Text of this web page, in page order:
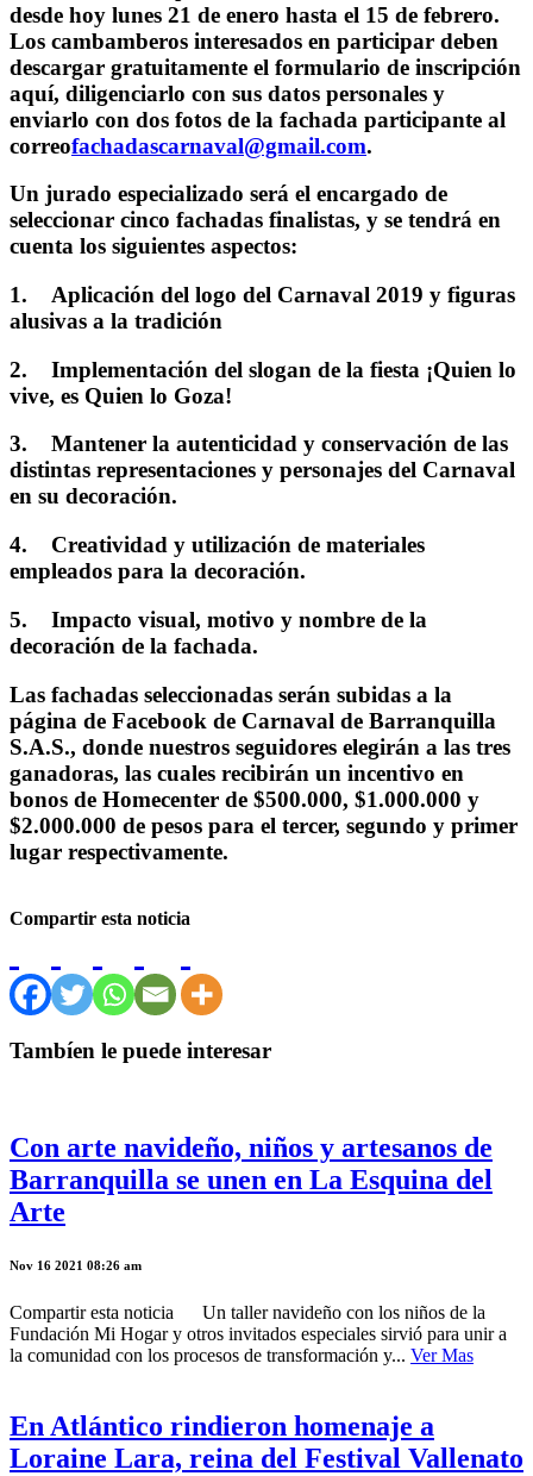
desde hoy lunes 21 de enero hasta el 15 de febrero.
Los cambamberos interesados en participar deben
descargar gratuitamente el formulario de inscripción
aquí, diligenciarlo con sus datos personales y
enviarlo con dos fotos de la fachada participante al
correofachadascarnaval@gmail.com.
Un jurado especializado será el encargado de
seleccionar cinco fachadas finalistas, y se tendrá en
cuenta los siguientes aspectos:
1. Aplicación del logo del Carnaval 2019 y figuras
alusivas a la tradición
2. Implementación del slogan de la fiesta ¡Quien lo
vive, es Quien lo Goza!
3. Mantener la autenticidad y conservación de las
distintas representaciones y personajes del Carnaval
en su decoración.
4. Creatividad y utilización de materiales
empleados para la decoración.
5. Impacto visual, motivo y nombre de la
decoración de la fachada.
Las fachadas seleccionadas serán subidas a la
página de Facebook de Carnaval de Barranquilla
S.A.S., donde nuestros seguidores elegirán a las tres
ganadoras, las cuales recibirán un incentivo en
bonos de Homecenter de $500.000, $1.000.000 y
$2.000.000 de pesos para el tercer, segundo y primer
lugar respectivamente.
Compartir esta noticia
Tambíen le puede interesar
Con arte navideño, niños y artesanos de
Barranquilla se unen en La Esquina del
Arte
Nov 16 2021 08:26 am
Compartir esta noticia Un taller navideño con los niños de la
Fundación Mi Hogar y otros invitados especiales sirvió para unir a
la comunidad con los procesos de transformación y... Ver Mas
En Atlántico rindieron homenaje a
Loraine Lara, reina del Festival Vallenato